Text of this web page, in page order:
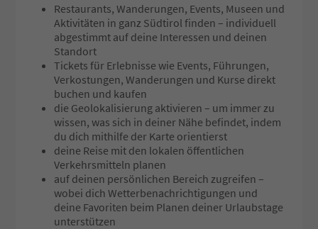
Restaurants, Wanderungen, Events, Museen und
Aktivitäten in ganz Südtirol finden – individuell
abgestimmt auf deine Interessen und deinen
Standort
Tickets für Erlebnisse wie Events, Führungen,
Verkostungen, Wanderungen und Kurse direkt
buchen und kaufen
die Geolokalisierung aktivieren – um immer zu
wissen, was sich in deiner Nähe befindet, indem
du dich mithilfe der Karte orientierst
deine Reise mit den lokalen öffentlichen
Verkehrsmitteln planen
auf deinen persönlichen Bereich zugreifen –
wobei dich Wetterbenachrichtigungen und
deine Favoriten beim Planen deiner Urlaubstage
unterstützen